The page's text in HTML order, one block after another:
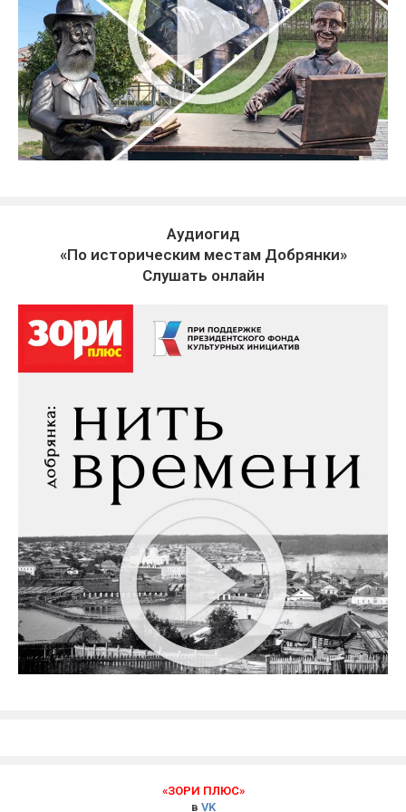
Аудиогид
«По историческим местам Добрянки»
Слушать онлайн
«ЗОРИ ПЛЮС»
в VK